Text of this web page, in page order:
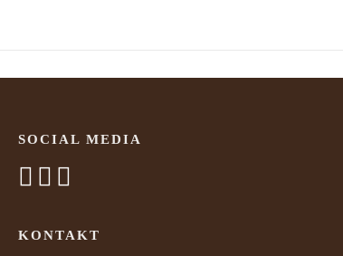
SOCIAL MEDIA
KONTAKT